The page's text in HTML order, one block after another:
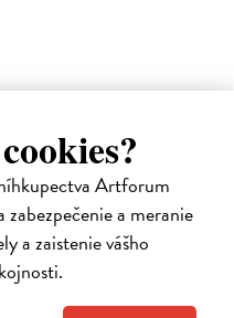
Artforum
zabezpečenie a meranie
a zaistenie vášho